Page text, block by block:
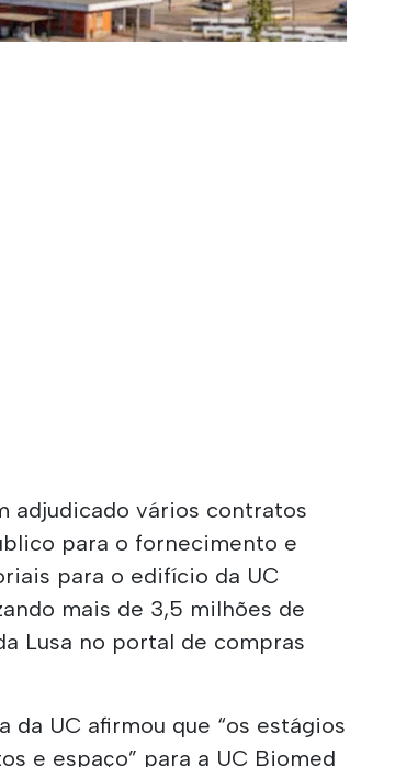
adjudicado vários contratos
para o fornecimento e
para o edifício da UC
mais de 3,5 milhões de
Lusa no portal de compras
da UC afirmou que “os estágios
e espaço” para a UC Biomed